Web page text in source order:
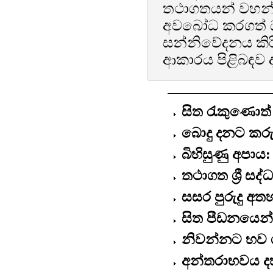
තථාගතයන්
අවබෝධ කරගත්
සන්නිවේදනය
ආකාරය පිළිබඳව
සිත රැකුණොත්
බොදු දනට
බිහිසුණු අපාය:
තථාගත ශ්‍රී
සසර පුරුදු
සිත පීඩනයෙන්
නිවන්නට භව
අන්තරාභවය